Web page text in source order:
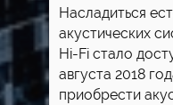
Насладиться
акустических
Hi-Fi стало
августа 2018
приобрести